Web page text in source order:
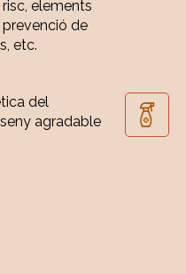
elements
de
etc.
del
agradable